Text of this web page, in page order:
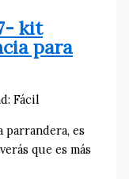
kit
para
Fácil
parrandera, es
que es más